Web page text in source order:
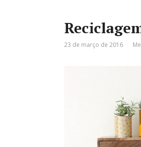
23 de março de 2016